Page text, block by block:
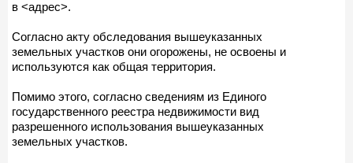
в <адрес>.
Согласно акту обследования вышеуказанных
земельных участков они огорожены, не освоены и
используются как общая территория.
Помимо этого, согласно сведениям из Единого
государственного реестра недвижимости вид
разрешенного использования вышеуказанных
земельных участков.